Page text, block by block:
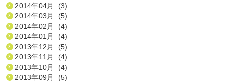
2014年04月 (3)
2014年03月 (5)
2014年02月 (4)
2014年01月 (4)
2013年12月 (5)
2013年11月 (4)
2013年10月 (4)
2013年09月 (5)